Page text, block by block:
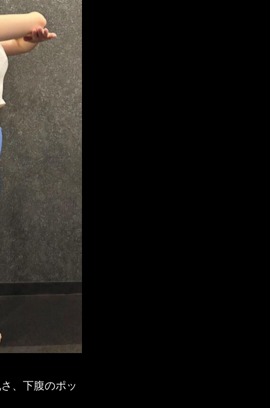
、下腹のポッ